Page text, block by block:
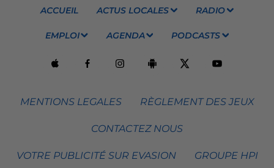
ACCUEIL ACTUS LOCALES RADIO
EMPLOI AGENDA PODCASTS
MENTIONS LEGALES RÈGLEMENT DES JEUX
CONTACTEZ NOUS
VOTRE PUBLICITÉ SUR EVASION GROUPE HPI